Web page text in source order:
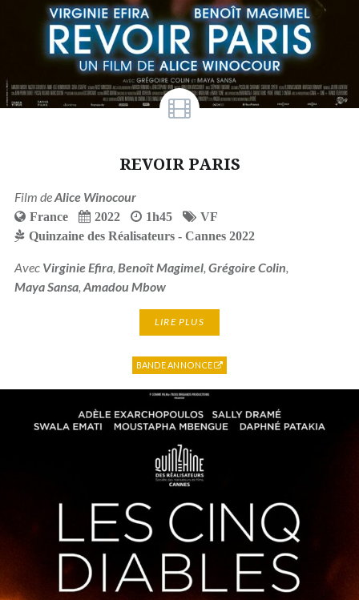
REVOIR PARIS
Film deAlice Winocour
France 2022 1h45
VF
Quinzaine des Réalisateurs - Cannes 2022
Avec Virginie Efira, Benoît Magimel, Grégoire Colin,
Maya Sansa, Amadou Mbow
LIRE PLUS
BANDE ANNONCE